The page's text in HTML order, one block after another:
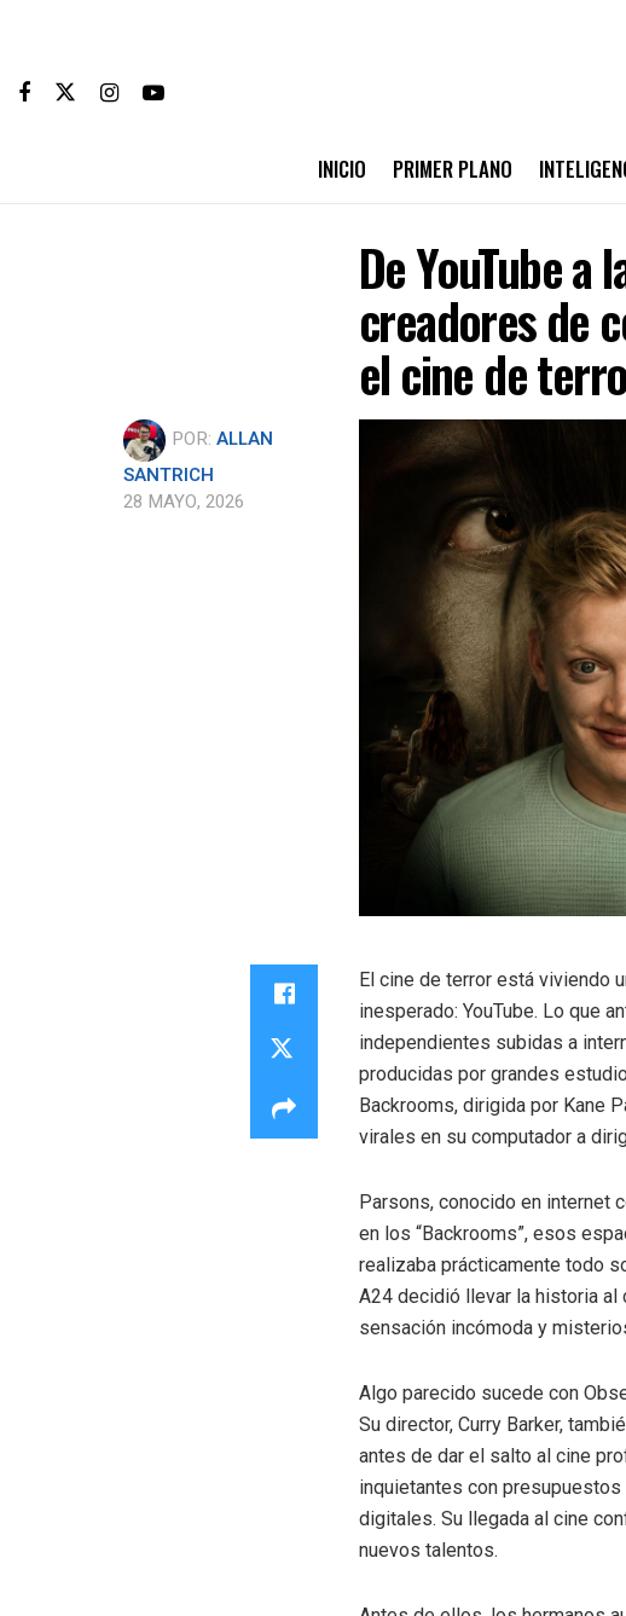
INICIO PRIMER PLANO
De YouTube a
creadores de
el cine de
POR: ALLAN
SANTRICH
28 MAYO, 2026
El cine de terror está viviendo
inesperado: YouTube. Lo que
independientes subidas a
producidas por grandes
Backrooms, dirigida por Kane
virales en su computador a
Parsons, conocido en internet
en los “Backrooms”, esos
realizaba prácticamente todo
A24 decidió llevar la historia al
sensación incómoda y
Algo parecido sucede con
Su director, Curry Barker,
antes de dar el salto al cine
inquietantes con
digitales. Su llegada al cine
nuevos talentos.